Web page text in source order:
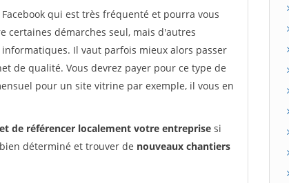
qui est très fréquenté et pourra vous
certaines démarches seul, mais d'autres
Il vaut parfois mieux alors passer
de qualité. Vous devrez payer pour ce type de
pour un site vitrine par exemple, il vous en
de référencer localement votre entreprise si
déterminé et trouver de nouveaux chantiers